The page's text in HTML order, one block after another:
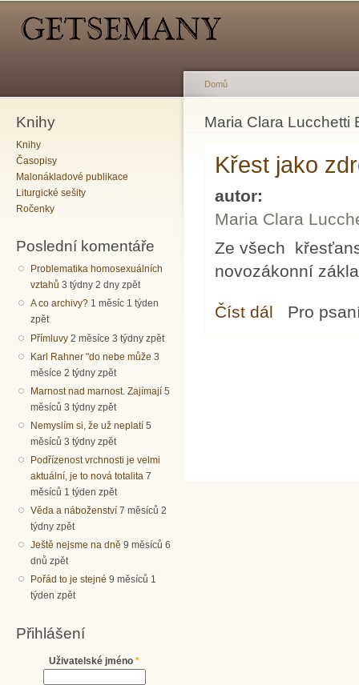
Knihy
Knihy
Časopisy
Malonákladové publikace
Liturgické sešity
Ročenky
Poslední komentáře
Problematika homosexuálních
vztahů 3 týdny 2 dny zpět
A co archivy? 1 měsíc 1 týden
zpět
Přímluvy 2 měsíce 3 týdny zpět
Karl Rahner "do nebe může 3
měsíce 2 týdny zpět
Marnost nad marnost. Zajímají 5
měsíců 3 týdny zpět
Nemyslím si, že už neplatí 5
měsíců 3 týdny zpět
Podřízenost vrchnosti je velmi
aktuální, je to nová totalita 7
měsíců 1 týden zpět
Věda a náboženství 7 měsíců 2
týdny zpět
Ještě nejsme na dně 9 měsíců 6
dnů zpět
Pořád to je stejné 9 měsíců 1
týden zpět
Přihlášení
Uživatelské jméno *
Jste zde
Domů
Maria Clara Lucchetti
Křest jako
autor:
Maria Clara
Ze všech
novozákonní
Číst dál Křest jako zdroj
Pro